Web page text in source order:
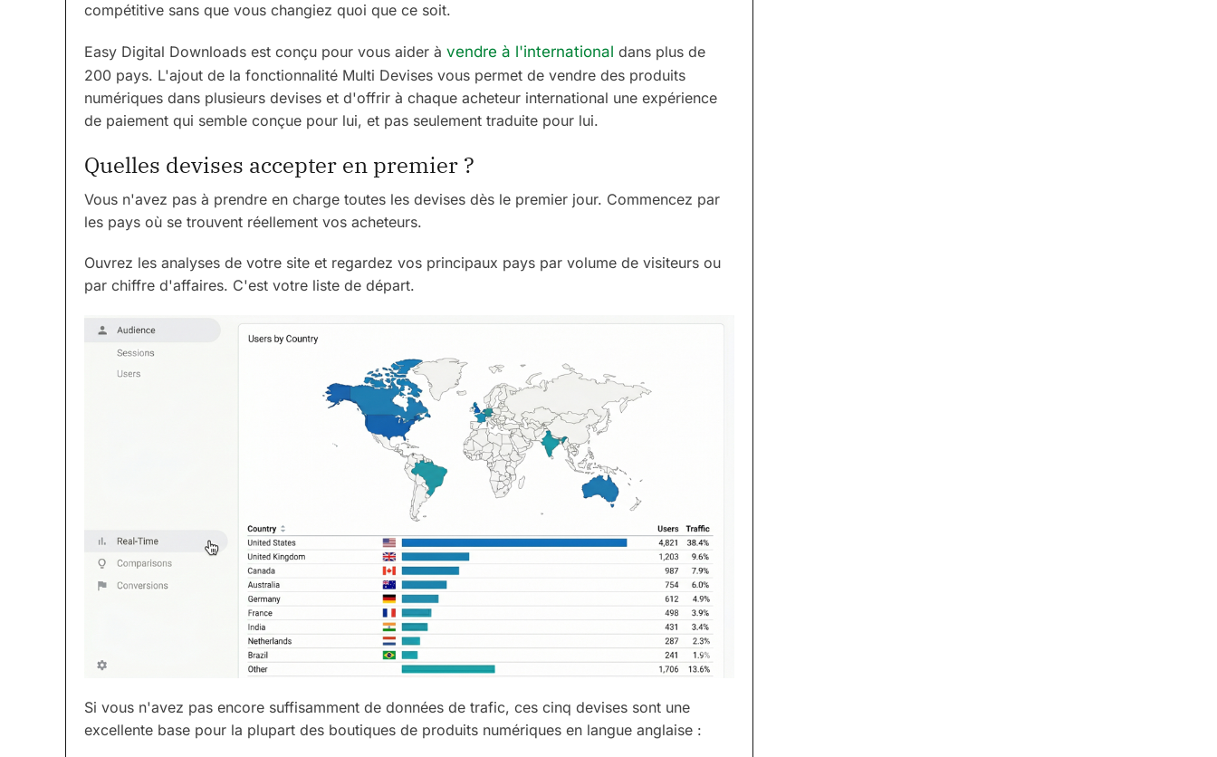
compétitive sans que vous changiez quoi que ce soit.
Easy Digital Downloads est conçu pour vous aider à vendre à l'international dans plus de
200 pays. L'ajout de la fonctionnalité Multi Devises vous permet de vendre des produits
numériques dans plusieurs devises et d'offrir à chaque acheteur international une expérience
de paiement qui semble conçue pour lui, et pas seulement traduite pour lui.
Quelles devises accepter en premier ?
Vous n'avez pas à prendre en charge toutes les devises dès le premier jour. Commencez par
les pays où se trouvent réellement vos acheteurs.
Ouvrez les analyses de votre site et regardez vos principaux pays par volume de visiteurs ou
par chiffre d'affaires. C'est votre liste de départ.
Si vous n'avez pas encore suffisamment de données de trafic, ces cinq devises sont une
excellente base pour la plupart des boutiques de produits numériques en langue anglaise :